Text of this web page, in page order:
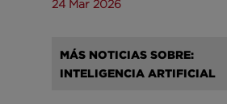
24 Mar 2026
MÁS NOTICIAS SOBRE:
INTELIGENCIA ARTIFICIAL